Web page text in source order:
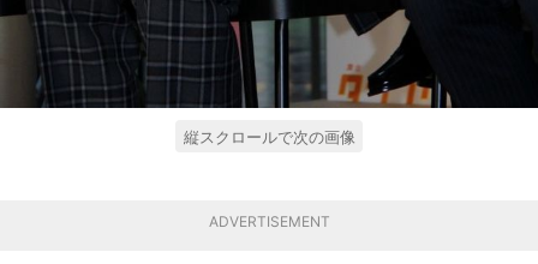
縦スクロールで次の画像
ADVERTISEMENT